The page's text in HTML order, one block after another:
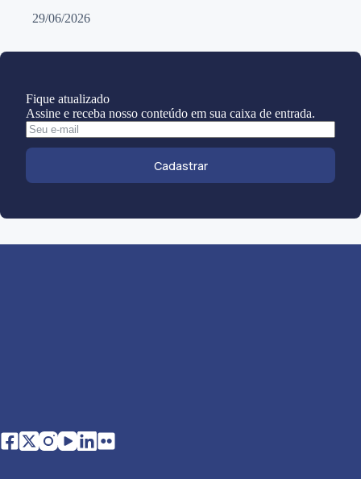
29/06/2026
Fique atualizado
Assine e receba nosso conteúdo em sua caixa de entrada.
Cadastrar